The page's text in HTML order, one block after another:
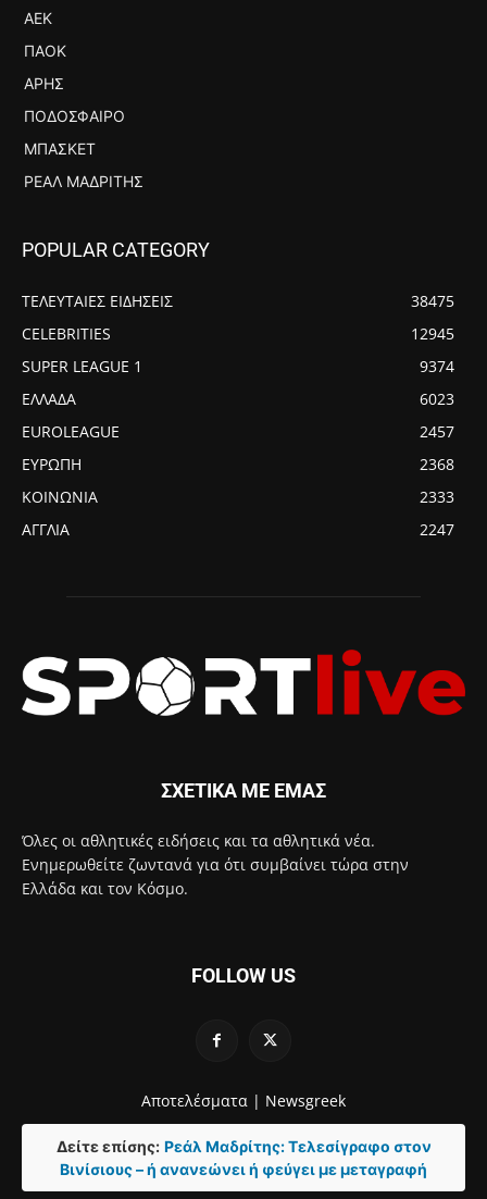
ΑΕΚ
ΠΑΟΚ
ΆΡΗΣ
ΠΟΔΌΣΦΑΙΡΟ
ΜΠΆΣΚΕΤ
ΡΕΆΛ ΜΑΔΡΊΤΗΣ
POPULAR CATEGORY
ΤΕΛΕΥΤΑΙΕΣ ΕΙΔΗΣΕΙΣ
38475
CELEBRITIES
12945
SUPER LEAGUE 1
9374
ΕΛΛΑΔΑ
6023
EUROLEAGUE
2457
ΕΥΡΩΠΗ
2368
ΚΟΙΝΩΝΙΑ
2333
ΑΓΓΛΙΑ
2247
ΣΧΕΤΙΚΑ ΜΕ ΕΜΑΣ
Όλες οι αθλητικές ειδήσεις και τα αθλητικά νέα.
Ενημερωθείτε ζωντανά για ότι συμβαίνει τώρα στην
Ελλάδα και τον Κόσμο.
FOLLOW US
Αποτελέσματα | Newsgreek
Δείτε επίσης: Ρεάλ Μαδρίτης: Τελεσίγραφο στον
Βινίσιους – ή ανανεώνει ή φεύγει με μεταγραφή